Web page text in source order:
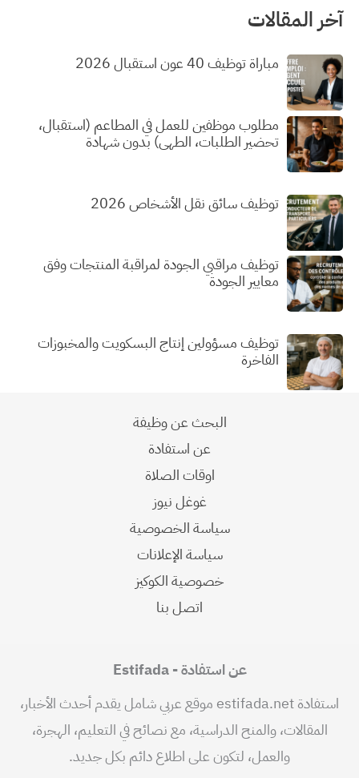
آخر المقالات
مباراة توظيف 40 عون استقبال 2026
مطلوب موظفين للعمل في المطاعم (استقبال،
تحضير الطلبات، الطهي) بدون شهادة
توظيف سائق نقل الأشخاص 2026
توظيف مراقبي الجودة لمراقبة المنتجات وفق
معايير الجودة
توظيف مسؤولين إنتاج البسكويت والمخبوزات
الفاخرة
البحث عن وظيفة
عن استفادة
اوقات الصلاة
غوغل نيوز
سياسة الخصوصية
سياسة الإعلانات
خصوصية الكوكيز
اتصل بنا
عن استفادة - Estifada
استفادة estifada.net موقع عربي شامل يقدم أحدث الأخبار،
المقالات، والمنح الدراسية، مع نصائح في التعليم، الهجرة،
والعمل، لتكون على اطلاع دائم بكل جديد.